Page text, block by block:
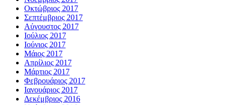
Οκτώβριος 2017
Σεπτέμβριος 2017
Αύγουστος 2017
Ιούλιος 2017
Ιούνιος 2017
Μάιος 2017
Απρίλιος 2017
Μάρτιος 2017
Φεβρουάριος 2017
Ιανουάριος 2017
Δεκέμβριος 2016